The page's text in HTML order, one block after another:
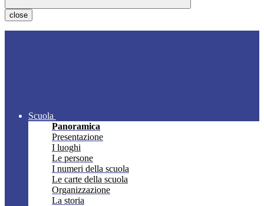
close
Scuola
Panoramica
Presentazione
I luoghi
Le persone
I numeri della scuola
Le carte della scuola
Organizzazione
La storia